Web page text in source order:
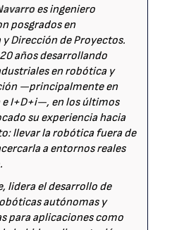
es ingeniero
posgrados en
Dirección de Proyectos.
años desarrollando
en robótica y
—principalmente en
I+D+i—, en los últimos
su experiencia hacia
llevar la robótica fuera de
a entornos reales
lidera el desarrollo de
autónomas y
para aplicaciones como